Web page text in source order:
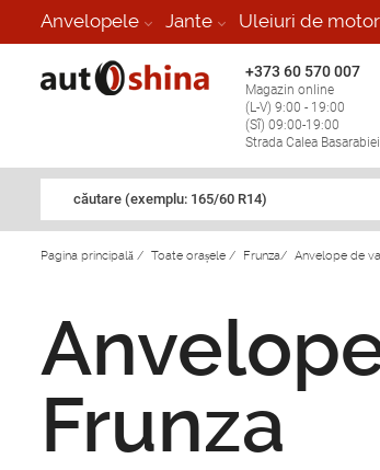
Anvelopele Jante Uleiuri de motor
+373 60 570 007
Magazin online
(L-V) 9:00 - 19:00
(Sî) 09:00-19:00
Strada Calea
căutare (exemplu: 165/60 R14)
Pagina principală / Toate orașele / Frunza/ Anvelope de
Frunza